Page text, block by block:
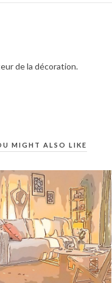
de la décoration.
MIGHT ALSO LIKE